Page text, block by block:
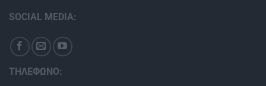
SOCIAL MEDIA:
ΤΗΛΕΦΩΝΟ: